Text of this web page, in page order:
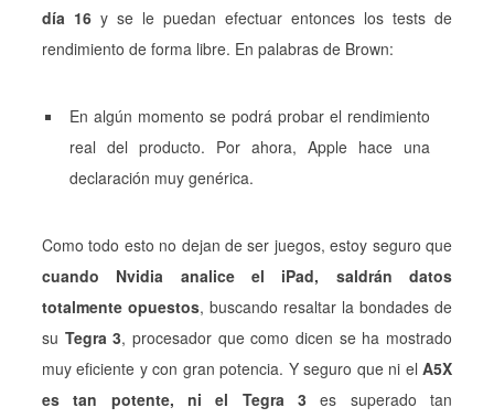
día 16 y se le puedan efectuar entonces los tests de
rendimiento de forma libre. En palabras de Brown:
En algún momento se podrá probar el rendimiento
real del producto. Por ahora, Apple hace una
declaración muy genérica.
Como todo esto no dejan de ser juegos, estoy seguro que
cuando Nvidia analice el iPad, saldrán datos
totalmente opuestos, buscando resaltar la bondades de
su Tegra 3, procesador que como dicen se ha mostrado
muy eficiente y con gran potencia. Y seguro que ni el A5X
es tan potente, ni el Tegra 3 es superado tan